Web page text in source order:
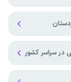
در سراسر کشور